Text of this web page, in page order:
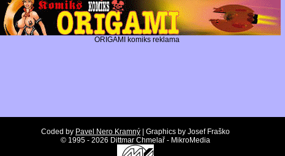
ORIGAMI komiks reklama
Coded by Pavel Nero Kramný | Graphics by Josef Fraško
© 1995 - 2026 Dittmar Chmelař - MikroMedia